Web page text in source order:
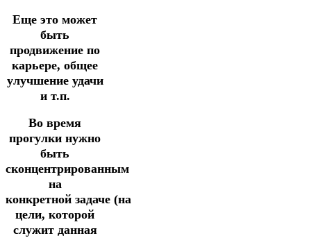
Еще это может
быть
продвижение по
карьере, общее
улучшение удачи
и т.п.
Во время
прогулки нужно
быть
сконцентрированным
на
конкретной задаче (на
цели, которой
служит данная